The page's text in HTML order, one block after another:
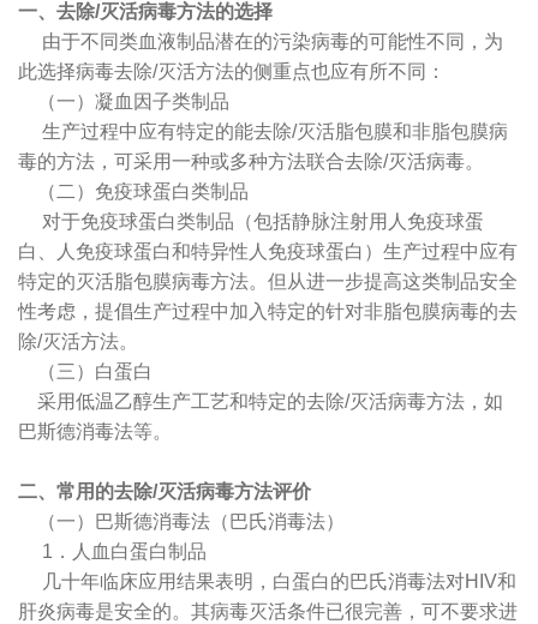
一、去除/灭活病毒方法的选择
由于不同类血液制品潜在的污染病毒的可能性不同，为
此选择病毒去除/灭活方法的侧重点也应有所不同：
（一）凝血因子类制品
生产过程中应有特定的能去除/灭活脂包膜和非脂包膜病
毒的方法，可采用一种或多种方法联合去除/灭活病毒。
（二）免疫球蛋白类制品
对于免疫球蛋白类制品（包括静脉注射用人免疫球蛋
白、人免疫球蛋白和特异性人免疫球蛋白）生产过程中应有
特定的灭活脂包膜病毒方法。但从进一步提高这类制品安全
性考虑，提倡生产过程中加入特定的针对非脂包膜病毒的去
除/灭活方法。
（三）白蛋白
采用低温乙醇生产工艺和特定的去除/灭活病毒方法，如
巴斯德消毒法等。
二、常用的去除/灭活病毒方法评价
（一）巴斯德消毒法（巴氏消毒法）
1．人血白蛋白制品
几十年临床应用结果表明，白蛋白的巴氏消毒法对HIV和
肝炎病毒是安全的。其病毒灭活条件已很完善，可不要求进